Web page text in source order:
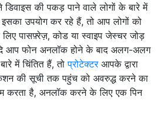
की पकड़ पाने वाले लोगों के बारे में
उपयोग कर रहे हैं, तो आप लोगों को
पासफ़्रेज़, कोड या स्वाइप जेस्चर जोड़
आप फोन अनलॉक होने के बाद अलग-अलग
में चिंतित हैं, तोप्रोटेक्टरआपके द्वारा
की सूची तक पहुंच को अवरुद्ध करने का
करता है, अनलॉक करने के लिए एक पिन